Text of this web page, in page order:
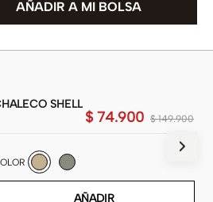
SHELL
$ 149.900
$ 74.900
AÑADIR